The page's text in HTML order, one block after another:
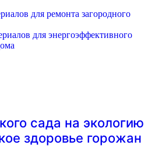
для ремонта загородного
для энергоэффективного
сада на экологию
здоровье горожан